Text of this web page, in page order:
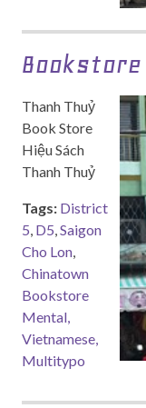
Bookstore
Thanh Thuỷ
Book Store
Hiệu Sách
Thanh Thuỷ
Tags: District
5, D5,Saigon
Cho Lon,
Chinatown
Bookstore
Mental,
Vietnamese,
Multitypo